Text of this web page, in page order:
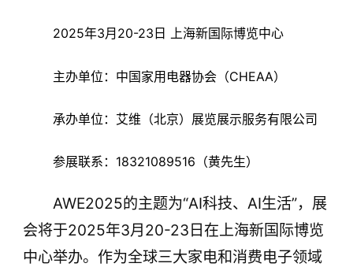
2025年3月20-23日 上海新国际博览中心
主办单位：中国家用电器协会（CHEAA）
承办单位：艾维（北京）展览展示服务有限公司
参展联系：18321089516（黄先生）
AWE2025的主题为“AI科技、AI生活”，展
会将于2025年3月20-23日在上海新国际博览
中心举办。作为全球三大家电和消费电子领域